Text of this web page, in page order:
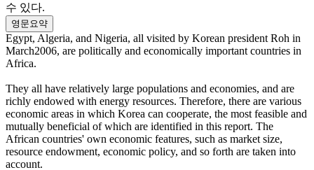
수 있다.
영문요약
Egypt, Algeria, and Nigeria, all visited by Korean president Roh in
March2006, are politically and economically important countries in
Africa.
They all have relatively large populations and economies, and are
richly endowed with energy resources. Therefore, there are various
economic areas in which Korea can cooperate, the most feasible and
mutually beneficial of which are identified in this report. The
African countries' own economic features, such as market size,
resource endowment, economic policy, and so forth are taken into
account.